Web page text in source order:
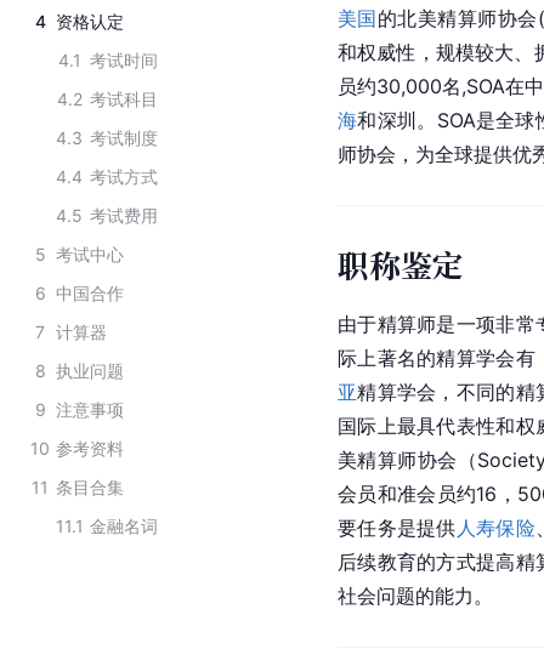
4 资格认定
4.1 考试时间
4.2 考试科目
4.3 考试制度
4.4 考试方式
4.5 考试费用
5 考试中心
6 中国合作
7 计算器
8 执业问题
9 注意事项
10 参考资料
11 条目合集
11.1 金融名词
美国的北美精算师协
和权威性，规模较大、
员约30,000名,SOA在
海和深圳。SOA是全
师协会，为全球提供优
职称鉴定
由于精算师是一项非
际上著名的精算学会
亚精算学会，不同的精
国际上最具代表性和
美精算师协会（
会员和准会员约16，
要任务是提供 人寿保险
后续教育的方式提高
社会问题的能力。